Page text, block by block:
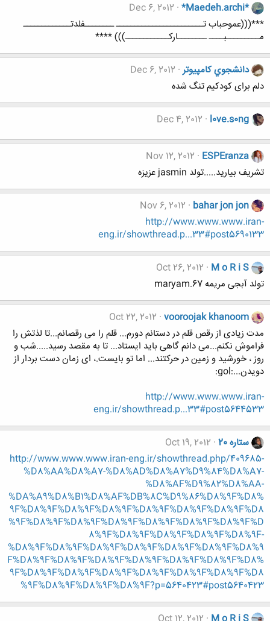
*Maedeh.archi*
Dec 6, 2012
***(((عموحباب تــــــــــــــــــــــــ ــــــــفلدتـــــــــــــ
مـــــــــبــــ ــــــــارکــــــــــــ))) ****
دانشجوي كامپيوتر Dec 6, 2012
دلم برای کودکیم تنگ شده
l0ve.s0ng
Dec 4, 2012
ESPEranza
Nov 12, 2012
تشريف بياريد.....تولد jasmin عزيزه
bahar jon jon
Nov 6, 2012
http://www.www.www.iran-
eng.ir/showthread.p...33#post5690133
M o R i S
Oct 26, 2012
تولد آبجی مریمه maryam.67
vooroojak khanoom
Oct 22, 2012
مدت زیادی از رقص قلم در دستانم دورم... قلم را می رقصانم...تا لذتش را
فراموش نکنم...می دانم گاهی باید ایستاد... تا به مقصد رسید.....شب و
روز ، خورشید و زمین در حرکتند... اما تو بایست.، ای زمان دست بردار از
دویدن...:gol:
http://www.www.www.iran-
eng.ir/showthread.p...33#post5644533
ستاره 20
Oct 19, 2012
http://www.www.www.iran-eng.ir/showthread.php/409685-
%D8%AA%D8%A7-%D8%AD%D8%A7%D9%84%D8%A7-
%D8%AF%D9%82%D8%AA-
%DA%A9%D8%B1%D8%AF%DB%8C%D9%86%D8%9F%D8%
9F%D8%9F%D8%9F%D8%9F%D8%9F%D8%9F%D8%9F%D8
%9F%D8%9F%D8%9F%D8%9F%D8%9F%D8%9F%D8%9F%D
8%9F%D8%9F%D8%9F%D8%9F%D8%9F-
%D8%9F%D8%9F%D8%9F%D8%9F%D8%9F%D8%9F%D8%9
F%D8%9F%D8%9F%D8%9F%D8%9F%D8%9F%D8%9F%D8%
9F%D8%9F%D8%9F%D8%9F%D8%9F%D8%9F%D8%9F%D8
%9F%D8%9F%D8%9F%D8%9F?p=5640423#post5640423